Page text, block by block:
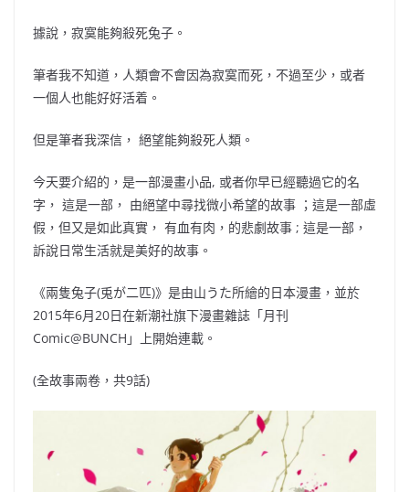
據說，寂寞能夠殺死兔子。
筆者我不知道，人類會不會因為寂寞而死，不過至少，或者
一個人也能好好活着。
但是筆者我深信， 絕望能夠殺死人類。
今天要介紹的，是一部漫畫小品, 或者你早已經聽過它的名
字， 這是一部， 由絕望中尋找微小希望的故事 ；這是一部虛
假，但又是如此真實， 有血有肉，的悲劇故事 ; 這是一部，
訴說日常生活就是美好的故事。
《兩隻兔子(兎が二匹)》是由山うた所繪的日本漫畫，並於
2015年6月20日在新潮社旗下漫畫雜誌「月刊
Comic@BUNCH」上開始連載。
(全故事兩卷，共9話)